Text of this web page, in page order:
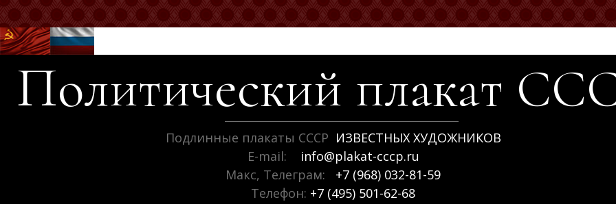
Политический плакат
Подлинные плакаты СССР ИЗВЕСТНЫХ ХУДОЖНИКОВ
E-mail:
info@plakat-cccp.ru
Макс, Телеграм:
+7 (968) 032-81-59
Телефон: +7 (495) 501-62-68